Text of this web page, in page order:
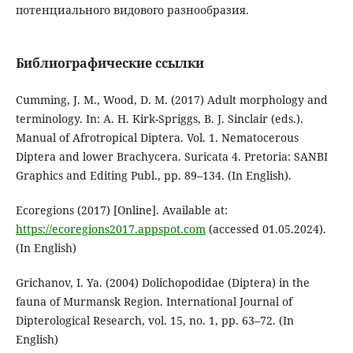
потенциального видового разнообразия.
Библиографические ссылки
Cumming, J. M., Wood, D. M. (2017) Adult morphology and
terminology. In: A. H. Kirk-Spriggs, B. J. Sinclair (eds.).
Manual of Afrotropical Diptera. Vol. 1. Nematocerous
Diptera and lower Brachycera. Suricata 4. Pretoria: SANBI
Graphics and Editing Publ., pp. 89–134. (In English).
Ecoregions (2017) [Online]. Available at:
https://ecoregions2017.appspot.com(accessed 01.05.2024).
(In English)
Grichanov, I. Ya. (2004) Dolichopodidae (Diptera) in the
fauna of Murmansk Region. International Journal of
Dipterological Research, vol. 15, no. 1, pp. 63–72. (In
English)